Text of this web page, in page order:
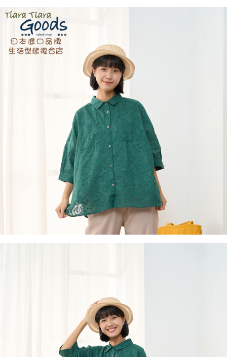
２．便利：只要手機號碼，簡訊認證，即可結帳。
３．安心：先確認商品／服務後，再付款。
【「AFTEE先享後付」結帳流程】
１．於結帳方式選擇「AFTEE先享後付」後，將跳轉至「AFTEE先享後付」
結帳頁面，進行簡訊認證並確認金額後，即可完成結帳。
２．訂單成立數日內，您將收到繳費通知簡訊。
３．收到繳費通知簡訊後14天內，點擊此簡訊中的連結，可透過四大超商／
ATM／網路銀行／等多元方式進行付款，方視為交易完成。
※ 請注意：結帳手續完成當下不需立刻繳費，但若您需要取消訂單，請聯絡
購買商品的店家。未經商家同意取消之訂單仍視為有效，需透過AFTEE先享
※ 交易是否成功請以「AFTEE先享後付 」之結帳頁面顯示為準，若有關於
是否繳費成功／繳費後需取消欲退款等相關疑問，請聯繫「AFTEE先享後付
https://netprotections.freshdesk.com/support/home
１．透過由恩沛科技股份有限公司提供之「AFTEE先享後付」服務完成之交
易，需依本服務之必要範圍內提供個人資料，並將交易相關給付款項請求債
權轉讓予恩沛科技股份有限公司。
２．關於個人資料處理事宜，請瀏覽以下網址：
https://aftee.tw/terms/#terms3
３．未成年的使用者請事先徵得法定代理人或監護人之同意方可使用
「AFTEE先享後付」，若未經同意申辦者引起之損失，本公司不負相關責
４．使用「AFTEE先享後付」時，將依據個別帳號之用戶狀況，依本公司即
時審查核予不同之上限額度；若仍有額度不足之情形，本公司將視審查結果
全家取貨付款
每筆NT$60，滿NT$1,800(含以上)免運費
付款後全家取貨
每筆NT$60，滿NT$1,800(含以上)免運費
每筆NT$60，滿NT$2,000(含以上)免運費
每筆NT$60，滿NT$2,000(含以上)免運費
黑貓宅急便(包裹尺寸60cm以下)
每筆NT$100，滿NT$2,000(含以上)免運費
黑貓宅急便(包裹尺寸90cm以下)
每筆NT$140，滿NT$2,000(含以上)免運費